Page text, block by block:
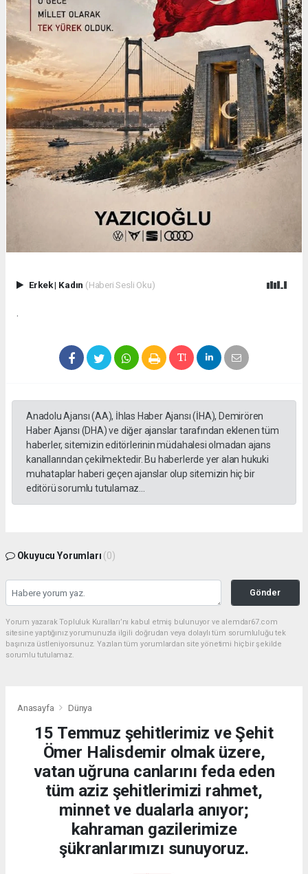
Erkek| Kadın (Haberi Sesli Oku)
.
Anadolu Ajansı (AA), İhlas Haber Ajansı (İHA), Demirören
Haber Ajansı (DHA) ve diğer ajanslar tarafından eklenen tüm
haberler, sitemizin editörlerinin müdahalesi olmadan ajans
kanallarından çekilmektedir. Bu haberlerde yer alan hukuki
muhataplar haberi geçen ajanslar olup sitemizin hiç bir
editörü sorumlu tutulamaz...
Okuyucu Yorumları (0)
Gönder
Yorum yazarak Topluluk Kuralları’nı kabul etmiş bulunuyor ve alemdar67.com
sitesine yaptığınız yorumunuzla ilgili doğrudan veya dolaylı tüm sorumluluğu tek
başınıza üstleniyorsunuz. Yazılan tüm yorumlardan site yönetimi hiçbir şekilde
sorumlu tutulamaz.
Anasayfa Dünya
15 Temmuz şehitlerimiz ve Şehit
Ömer Halisdemir olmak üzere,
vatan uğruna canlarını feda eden
tüm aziz şehitlerimizi rahmet,
minnet ve dualarla anıyor;
kahraman gazilerimize
şükranlarımızı sunuyoruz.